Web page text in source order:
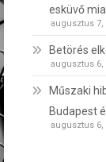
esküvő
augusztus 7,
Betörés
augusztus 6,
Műszaki
Budapest
augusztus 6,